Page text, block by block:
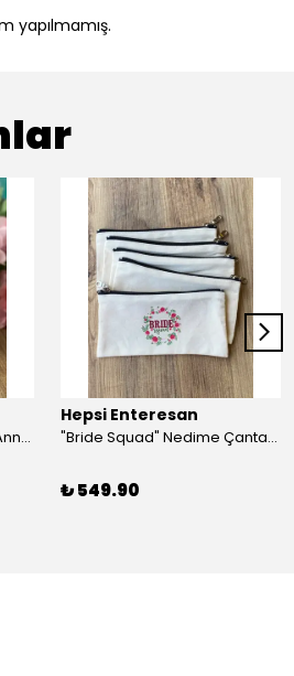
yapılmamış.
"BEST MOM EVER" Kupası, Anneye Hediye, Anneler Günü, Porselen T Kupa
Hepsi Enteresan
"Bride Squad" Nedime Çantası, Kına Hediyesi, Düğün Hediyesi (5 adet)
₺ 549.90